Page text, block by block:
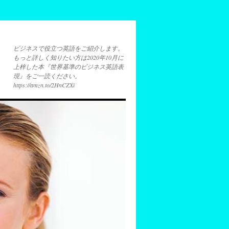
ビジネスで役立つ英語をご紹介します。
もっと詳しく知りたい方は2020年10月に
上梓した本『世界基準のビジネス英語表
現』をご一読ください。
https://amzn.to/2HnCZXi